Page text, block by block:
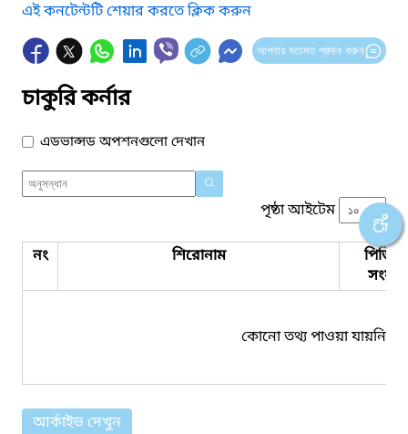
এই কনটেন্টটি শেয়ার করতে ক্লিক করুন
আপনার মতামত প্রদান করুন
চাকুরি কর্নার
এডভান্সড অপশনগুলো দেখান
পৃষ্ঠা আইটেম
নং শিরোনাম
কোনো তথ্য পাওয়া যায়নি।
আর্কাইভ দেখুন